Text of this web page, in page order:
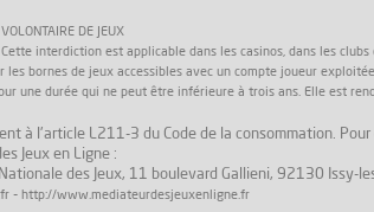
VOLONTAIRE DE JEUX
interdiction est applicable dans les casinos, dans les
bornes de jeux accessibles avec un compte joueur
une durée qui ne peut être inférieure à trois ans. Elle est
à l'article L211-3 du Code de la consommation.
Jeux en Ligne :
des Jeux, 11 boulevard Gallieni, 92130 Issy-
- http://www.mediateurdesjeuxenligne.fr